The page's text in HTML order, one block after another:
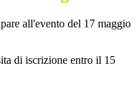
all'evento del 17 maggio
di iscrizione entro il 15